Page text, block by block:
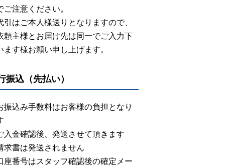
ご注意ください。
はご本人様送りとなりますので、
頼主様とお届け先は同一でご入力下
ます様お願い申し上げます。
振込（先払い）
振込み手数料はお客様の負担となり
入金確認後、発送させて頂きます
求書は発送されません
座番号はスタッフ確認後の確定メー